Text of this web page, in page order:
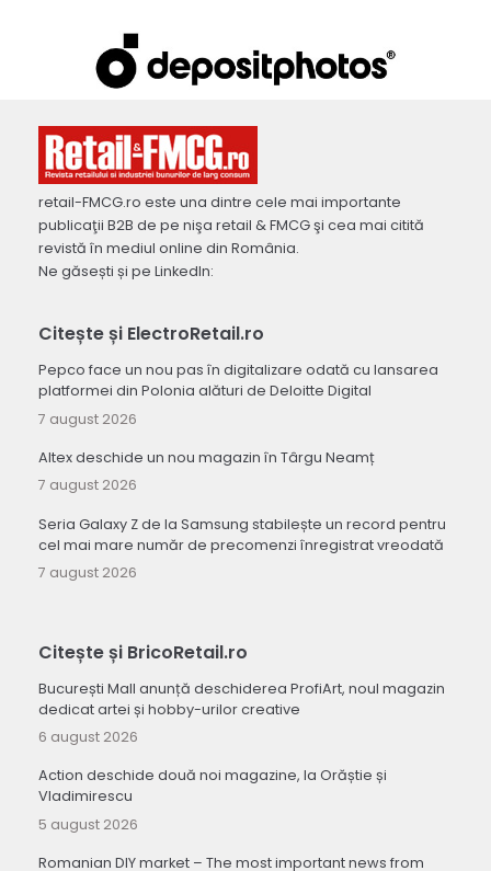
retail-FMCG.ro este una dintre cele mai importante
publicaţii B2B de pe nişa retail & FMCG şi cea mai citită
revistă în mediul online din România.
Ne găsești și pe LinkedIn:
Citește și ElectroRetail.ro
Pepco face un nou pas în digitalizare odată cu lansarea
platformei din Polonia alături de Deloitte Digital
7 august 2026
Altex deschide un nou magazin în Târgu Neamț
7 august 2026
Seria Galaxy Z de la Samsung stabilește un record pentru
cel mai mare număr de precomenzi înregistrat vreodată
7 august 2026
Citește și BricoRetail.ro
București Mall anunță deschiderea ProfiArt, noul magazin
dedicat artei și hobby-urilor creative
6 august 2026
Action deschide două noi magazine, la Orăștie și
Vladimirescu
5 august 2026
Romanian DIY market – The most important news from